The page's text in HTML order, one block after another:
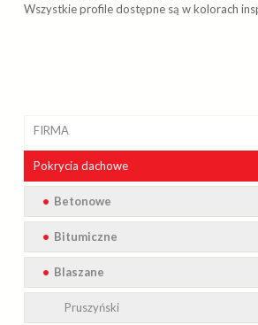
Wszystkie profile dostępne są w kolorach
FIRMA
Realizacje
Kosztorys i obmiary dachu
Galeria
Obsługa inwestycji
Sklep internetowy
Pokrycia dachowe
Betonowe
Braas
Bitumiczne
Icopal
Blaszane
Pruszyński